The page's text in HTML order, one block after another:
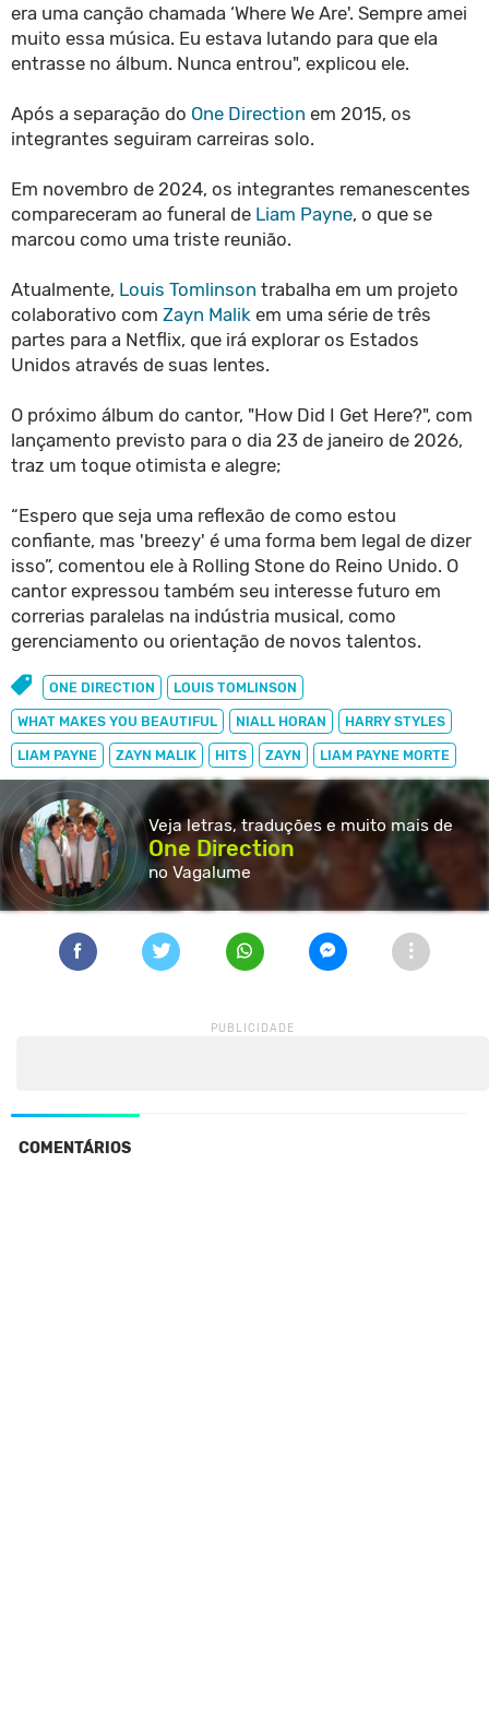
era uma canção chamada ‘Where We Are'. Sempre amei
muito essa música. Eu estava lutando para que ela
entrasse no álbum. Nunca entrou", explicou ele.
Após a separação do One Direction em 2015, os
integrantes seguiram carreiras solo.
Em novembro de 2024, os integrantes remanescentes
compareceram ao funeral de Liam Payne, o que se
marcou como uma triste reunião.
Atualmente, Louis Tomlinson trabalha em um projeto
colaborativo com Zayn Malik em uma série de três
partes para a Netflix, que irá explorar os Estados
Unidos através de suas lentes.
O próximo álbum do cantor, "How Did I Get Here?", com
lançamento previsto para o dia 23 de janeiro de 2026,
traz um toque otimista e alegre;
“Espero que seja uma reflexão de como estou
confiante, mas 'breezy' é uma forma bem legal de dizer
isso”, comentou ele à Rolling Stone do Reino Unido. O
cantor expressou também seu interesse futuro em
correrias paralelas na indústria musical, como
gerenciamento ou orientação de novos talentos.
ONE DIRECTION LOUIS TOMLINSON
WHAT MAKES YOU BEAUTIFUL NIALL HORAN HARRY STYLES
LIAM PAYNE ZAYN MALIK HITS ZAYN LIAM PAYNE MORTE
Veja letras, traduções e muito mais de
One Direction
no Vagalume
COMENTÁRIOS